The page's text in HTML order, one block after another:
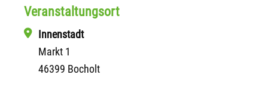
Veranstaltungsort
Innenstadt
Markt 1
46399 Bocholt